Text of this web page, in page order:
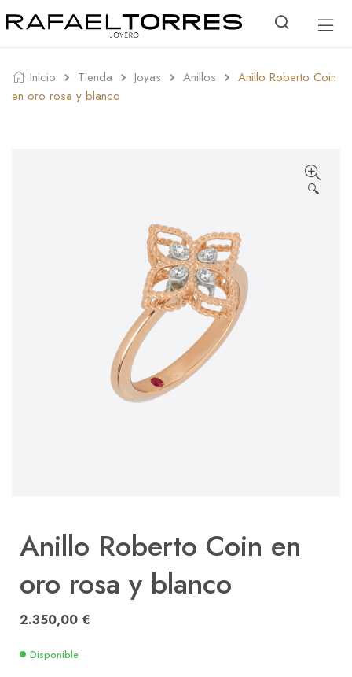
Inicio Tienda Joyas Anillos
Anillo Roberto Coin
en oro rosa y blanco
🔍
Anillo Roberto Coin en
oro rosa y blanco
2.350,00 €
Disponible